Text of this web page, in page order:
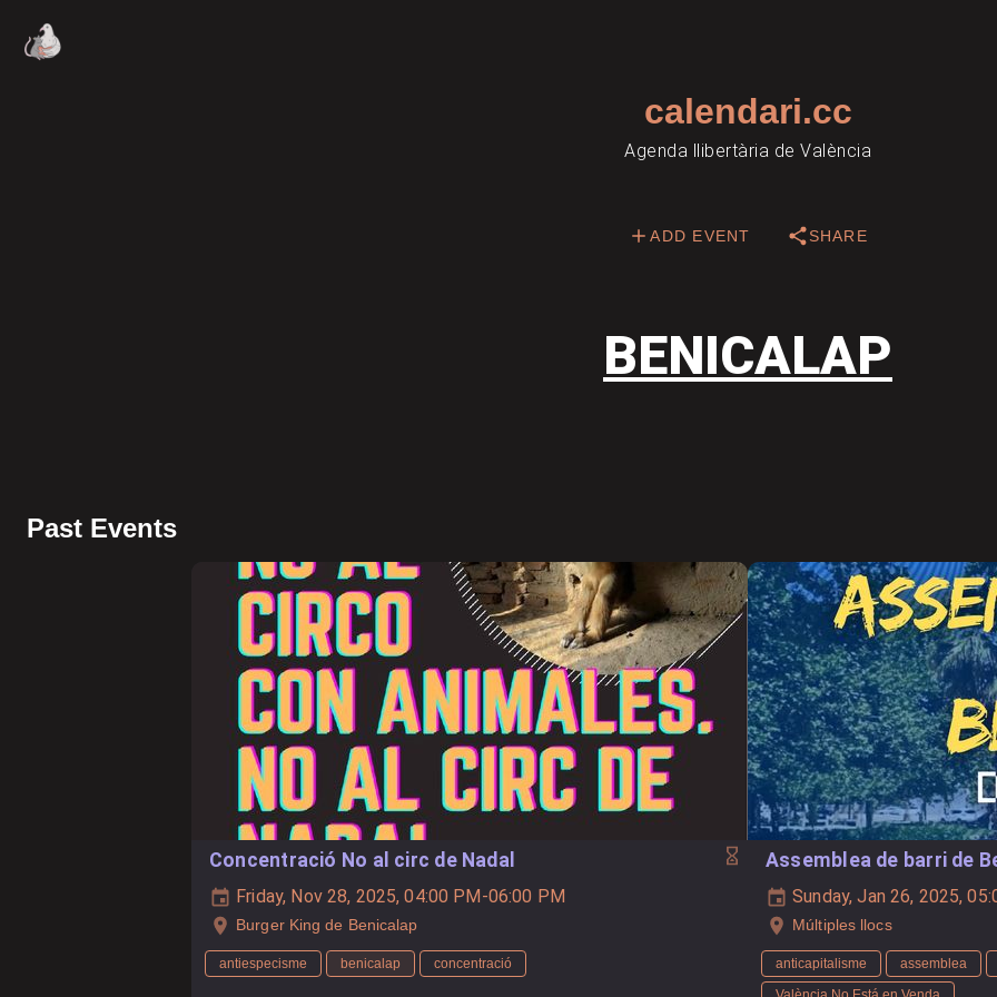
calendari.cc
Agenda llibertària de València
ADD EVENT SHARE
BENICALAP
Past Events
Concentració No al circ de Nadal
Friday, Nov 28, 2025, 04:00 PM-06:00 PM
Burger King de Benicalap
antiespecisme benicalap concentració
Assemblea de barri de
Sunday, Jan 26, 2025,
Múltiples llocs
anticapitalisme
assemblea